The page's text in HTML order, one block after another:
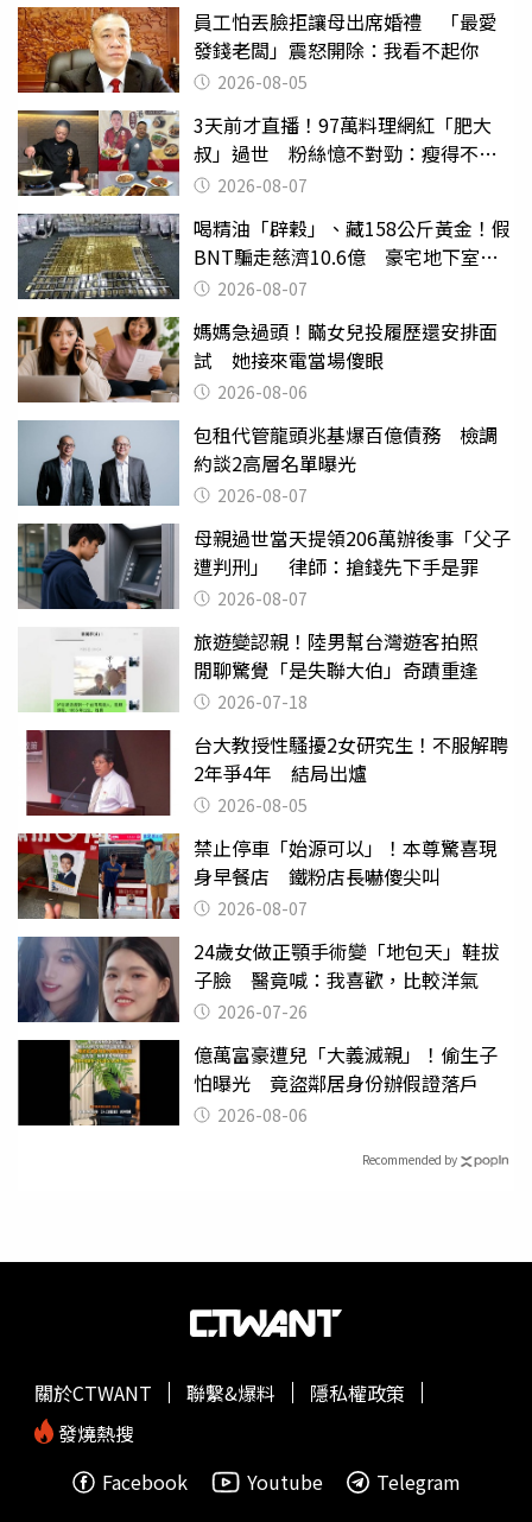
員工怕丟臉拒讓母出席婚禮 「最愛
發錢老闆」震怒開除：我看不起你
2026-08-05
3天前才直播！97萬料理網紅「肥大
叔」過世 粉絲憶不對勁：瘦得不合
理 2026-08-07
喝精油「辟穀」、藏158公斤黃金！假
BNT騙走慈濟10.6億 豪宅地下室竟
挖出乾鮑金庫
2026-08-07
媽媽急過頭！瞞女兒投履歷還安排面
試 她接來電當場傻眼
2026-08-06
包租代管龍頭兆基爆百億債務 檢調
約談2高層名單曝光
2026-08-07
母親過世當天提領206萬辦後事「父子
遭判刑」 律師：搶錢先下手是罪
2026-08-07
旅遊變認親！陸男幫台灣遊客拍照
閒聊驚覺「是失聯大伯」奇蹟重逢
2026-07-18
台大教授性騷擾2女研究生！不服解聘
2年爭4年 結局出爐
2026-08-05
禁止停車「始源可以」！本尊驚喜現
身早餐店 鐵粉店長嚇傻尖叫
2026-08-07
24歲女做正顎手術變「地包天」鞋拔
子臉 醫竟喊：我喜歡，比較洋氣
2026-07-26
億萬富豪遭兒「大義滅親」！偷生子
怕曝光 竟盜鄰居身份辦假證落戶
2026-08-06
Recommended by
關於CTWANT 聯繫&爆料
隱私權政策
發燒熱搜
Facebook
Youtube Telegram